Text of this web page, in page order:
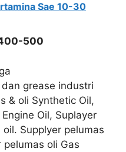
Sae 10-30
500
grease industri
& oli Synthetic Oil,
Oil, Suplayer
Supplyer pelumas
pelumas oli Gas